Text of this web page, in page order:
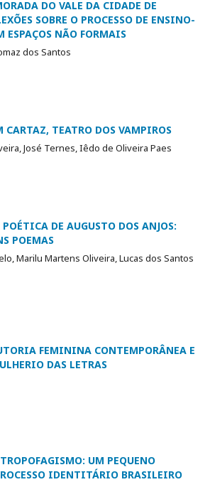
DO VALE DA CIDADE DE
SOBRE O PROCESSO DE ENSINO-
ESPAÇOS NÃO FORMAIS
dos Santos
CARTAZ, TEATRO DOS VAMPIROS
José Ternes, Iêdo de Oliveira Paes
DE AUGUSTO DOS ANJOS:
POEMAS
Marilu Martens Oliveira, Lucas dos Santos
FEMININA CONTEMPORÂNEA E
DAS LETRAS
UM PEQUENO
IDENTITÁRIO BRASILEIRO